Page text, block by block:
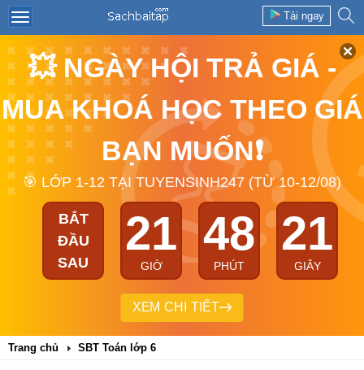
Tải ngay
💥 NGÀY HỘI TRẢ GIÁ -
MUA KHOÁ HỌC THEO GIÁ
BẠN MUỐN❗
🎯 LỚP 1-12 TẠI TUYENSINH247 (TỪ 10-12/08)
BẮT
ĐẦU
SAU
21
GIỜ
48
PHÚT
21
GIÂY
XEM CHI TIẾT
Trang chủ SBT Toán lớp 6